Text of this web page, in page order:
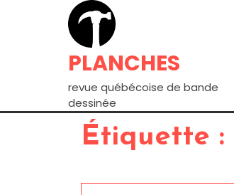
PLANCHES
revue québécoise de bande
dessinée
Étiquette :